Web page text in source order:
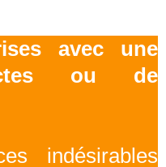
avec une
ou de
indésirables